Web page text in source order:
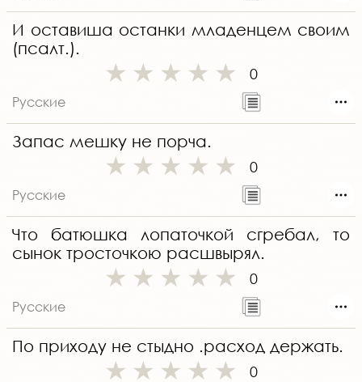
И оставиша останки младенцем своим
(псалт.).
0
Русские
Запас мешку не порча.
0
Русские
Что батюшка лопаточкой сгребал, то
сынок тросточкою расшвырял.
0
Русские
По приходу не стыдно .расход держать.
0